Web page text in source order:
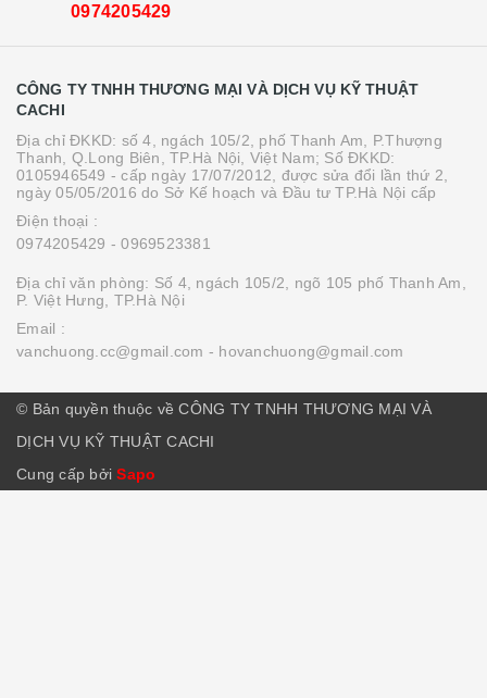
0974205429
CÔNG TY TNHH THƯƠNG MẠI VÀ DỊCH VỤ KỸ THUẬT
CACHI
Địa chỉ ĐKKD: số 4, ngách 105/2, phố Thanh Am, P.Thượng
Thanh, Q.Long Biên, TP.Hà Nội, Việt Nam; Số ĐKKD:
0105946549 - cấp ngày 17/07/2012, được sửa đổi lần thứ 2,
ngày 05/05/2016 do Sở Kế hoạch và Đầu tư TP.Hà Nội cấp
Điện thoại :
0974205429 - 0969523381
Địa chỉ văn phòng: Số 4, ngách 105/2, ngõ 105 phố Thanh Am,
P. Việt Hưng, TP.Hà Nội
Email :
vanchuong.cc@gmail.com - hovanchuong@gmail.com
© Bản quyền thuộc về CÔNG TY TNHH THƯƠNG MẠI VÀ
DỊCH VỤ KỸ THUẬT CACHI
Cung cấp bởiSapo